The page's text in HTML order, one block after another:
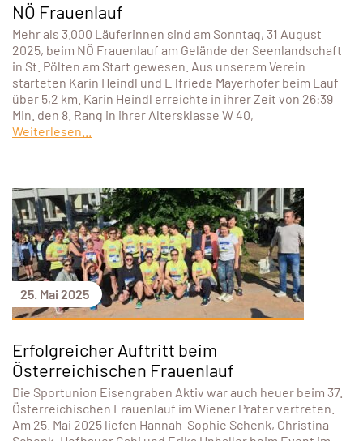
NÖ Frauenlauf
Mehr als 3.000 Läuferinnen sind am Sonntag, 31 August
2025, beim NÖ Frauenlauf am Gelände der Seenlandschaft
in St. Pölten am Start gewesen. Aus unserem Verein
starteten Karin Heindl und E lfriede Mayerhofer beim Lauf
über 5,2 km. Karin Heindl erreichte in ihrer Zeit von 26:39
Min. den 8. Rang in ihrer Altersklasse W 40,
Weiterlesen...
25. Mai 2025
Erfolgreicher Auftritt beim
Österreichischen Frauenlauf
Die Sportunion Eisengraben Aktiv war auch heuer beim 37.
Österreichischen Frauenlauf im Wiener Prater vertreten.
Am 25. Mai 2025 liefen Hannah-Sophie Schenk, Christina